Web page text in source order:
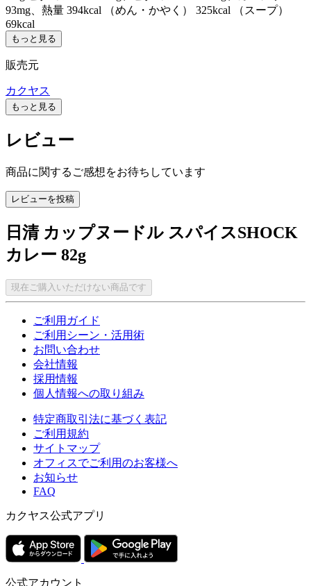
93mg、熱量 394kcal （めん・かやく） 325kcal （スープ）
69kcal
もっと見る
販売元
カクヤス
もっと見る
レビュー
商品に関するご感想をお待ちしています
レビューを投稿
日清 カップヌードル スパイスSHOCK
カレー 82g
現在ご購入いただけない商品です
ご利用ガイド
ご利用シーン・活用術
お問い合わせ
会社情報
採用情報
個人情報への取り組み
特定商取引法に基づく表記
ご利用規約
サイトマップ
オフィスでご利用のお客様へ
お知らせ
FAQ
カクヤス公式アプリ
公式アカウント